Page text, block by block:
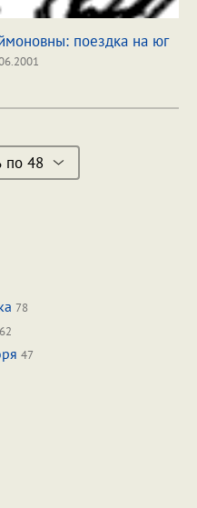
поездка на юг
по 48
78
62
47